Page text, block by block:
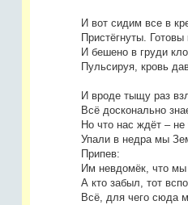
И вот сидим все в
Пристёгнуты.
И бешено в груди
Пульсируя, кровь
И вроде тыщу раз
Всё досконально
Но что нас ждёт – не
Упали в недра мы
Припев:
Им невдомёк, что
А кто забыл, тот
Всё, для чего сюда